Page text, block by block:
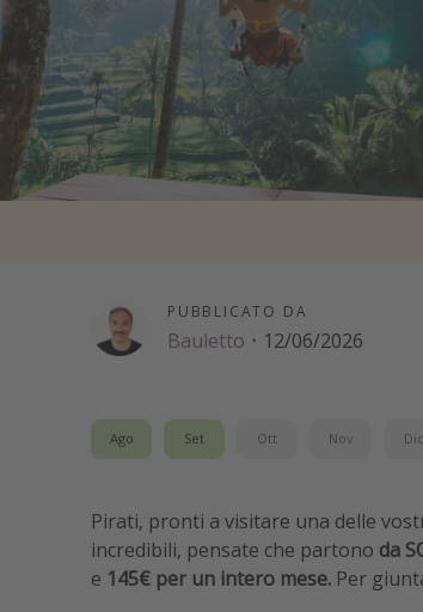
PUBBLICATO DA
Bauletto · 12/06/2026
Ago Set Ott Nov Dic
Pirati, pronti a visitare una delle
incredibili, pensate che partono da
e 145€ per un intero mese. Per